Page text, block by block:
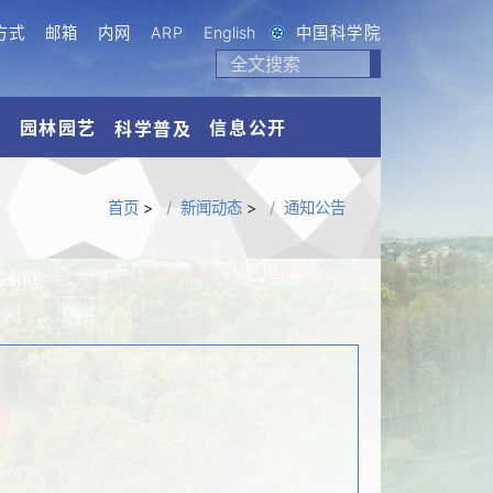
式 邮箱 内网 ARP English 中国科学院
园林园艺 科学普及 信息公开
首页> 新闻动态> 通知公告